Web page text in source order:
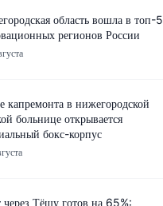
область вошла в топ-5
регионов России
капремонта в нижегородской
больнице открывается
бокс-корпус
Тёшу готов на 65%: